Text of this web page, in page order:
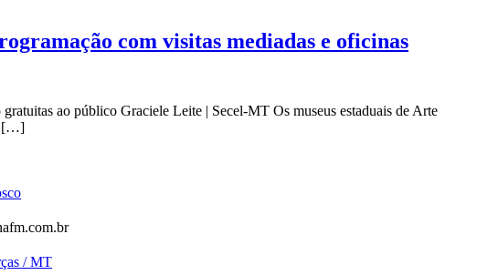
com visitas mediadas e oficinas
ao público Graciele Leite | Secel-MT Os museus estaduais de Arte
[…]
/ MT